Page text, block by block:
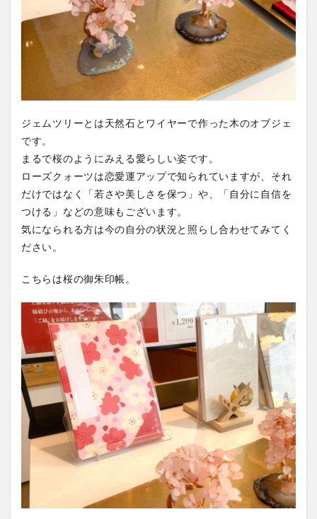
ジェムツリーとは天然石とワイヤーで作った木のオブジェ
です。
まるで桜のようにみえる愛らしい姿です。
ローズクォーツは恋愛運アップで知られていますが、それ
だけではなく「若さや美しさを保つ」や、「自分に自信を
つける」などの意味もございます。
気になられる方は今の自分の状況と照らし合わせてみてく
ださい。
こちらは桜の御朱印帳。